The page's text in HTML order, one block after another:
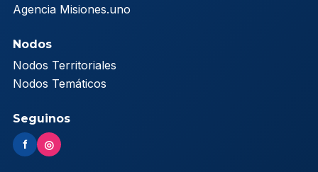
Agencia Misiones.uno
Nodos
Nodos Territoriales
Nodos Temáticos
Seguinos
f ◎